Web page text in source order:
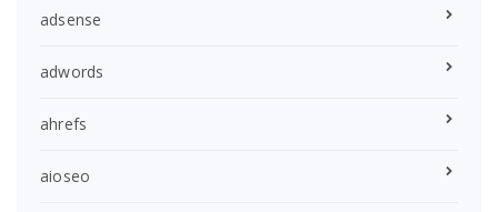
adsense
adwords
ahrefs
aioseo